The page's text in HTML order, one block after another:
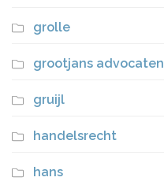
grolle
grootjans advocaten
gruijl
handelsrecht
hans